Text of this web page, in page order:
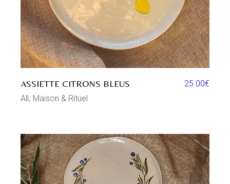
ASSIETTE CITRONS BLEUS 25.00€
All
Maison & Rituel